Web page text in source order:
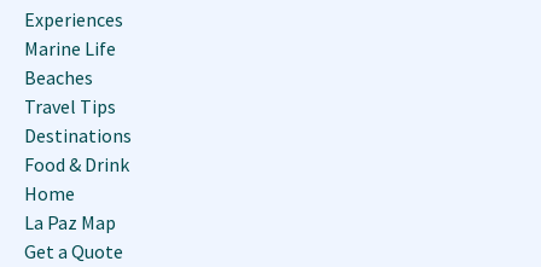
Experiences
Marine Life
Beaches
Travel Tips
Destinations
Food & Drink
Home
La Paz Map
Get a Quote